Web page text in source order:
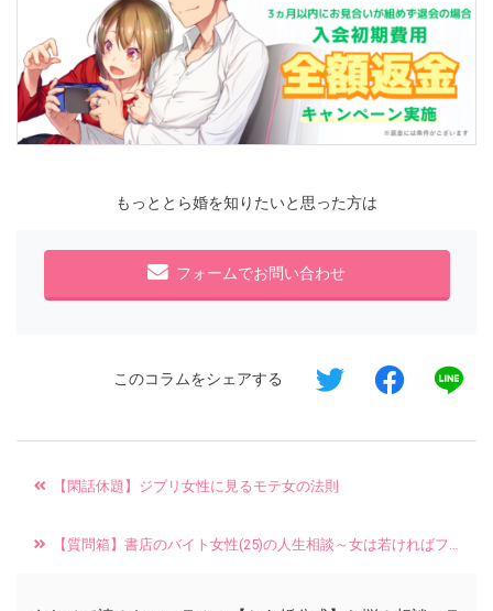
もっととら婚を知りたいと思った方は
フォームでお問い合わせ
このコラムをシェアする
【閑話休題】ジブリ女性に見るモテ女の法則
【質問箱】書店のバイト女性(25)の人生相談～女は若ければフリーターでも結婚できるのか～